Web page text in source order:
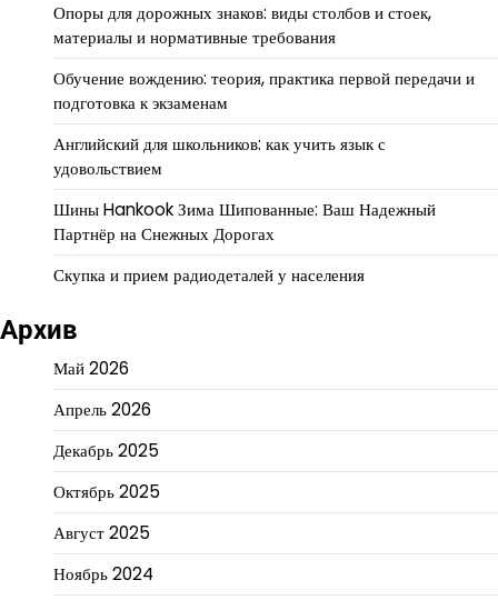
Опоры для дорожных знаков: виды столбов и стоек,
материалы и нормативные требования
Обучение вождению: теория, практика первой передачи и
подготовка к экзаменам
Английский для школьников: как учить язык с
удовольствием
Шины Hankook Зима Шипованные: Ваш Надежный
Партнёр на Снежных Дорогах
Скупка и прием радиодеталей у населения
Архив
Май 2026
Апрель 2026
Декабрь 2025
Октябрь 2025
Август 2025
Ноябрь 2024